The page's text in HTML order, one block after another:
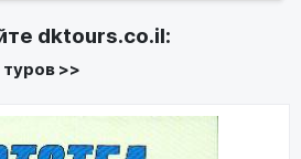
dktours.co.il:
>>